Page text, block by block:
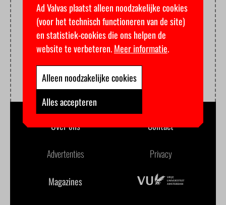
Over ons Contact
Advertenties Privacy
Magazines
Ad Valvas plaatst alleen noodzakelijke cookies
(voor het technisch functioneren van de site)
en statistiek-cookies die ons helpen de
website te verbeteren.Meer informatie.
Alleen noodzakelijke cookies
Alles accepteren